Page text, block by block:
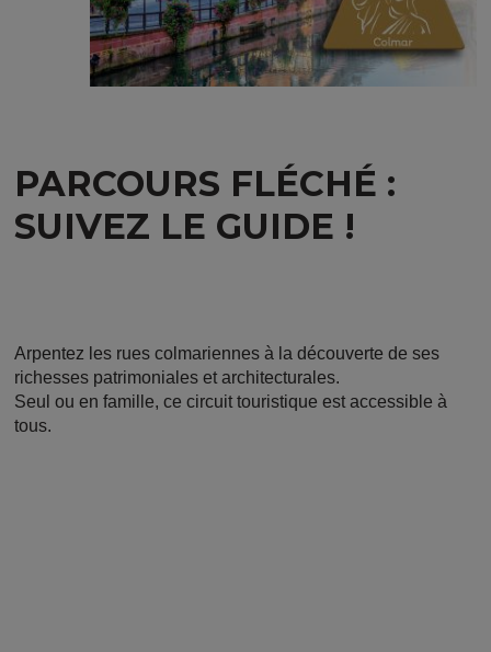
PARCOURS FLÉCHÉ :
SUIVEZ LE GUIDE !
Arpentez les rues colmariennes à la découverte de ses
richesses patrimoniales et architecturales.
Seul ou en famille, ce circuit touristique est accessible à
tous.